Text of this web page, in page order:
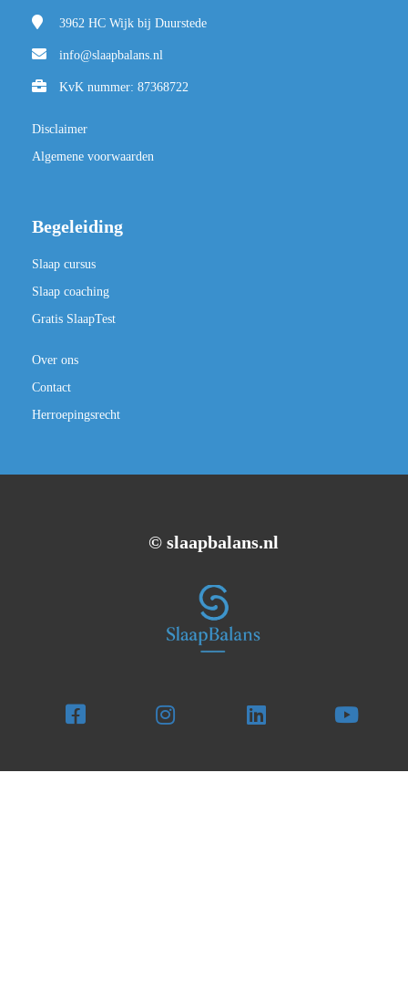
3962 HC Wijk bij Duurstede
info@slaapbalans.nl
KvK nummer: 87368722
Disclaimer
Algemene voorwaarden
Begeleiding
Slaap cursus
Slaap coaching
Gratis SlaapTest
Over ons
Contact
Herroepingsrecht
©️ slaapbalans.nl